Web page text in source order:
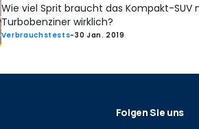
Wie viel Sprit braucht das Kompakt-SUV
Turbobenziner wirklich?
Verbrauchstests-30 Jan. 2019
Folgen Sie uns